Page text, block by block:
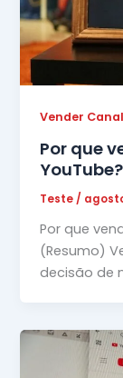
Vender
Por que
YouTube?
Teste /
Por que
(Resumo)
decisão de